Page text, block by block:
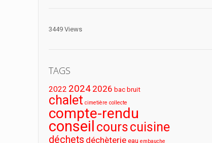
3449 Views
TAGS
2022 2024 2026 bac bruit
chalet cimetière collecte
compte-rendu
conseil courscuisine
déchets déchèterie eau embauche